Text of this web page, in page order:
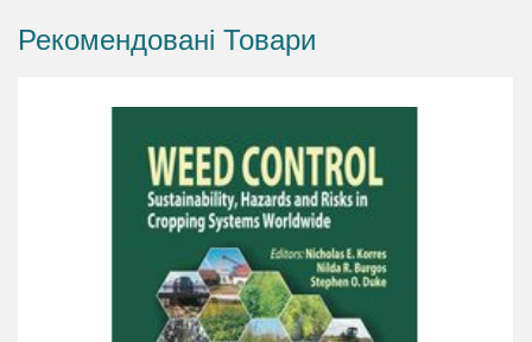
Рекомендовані Товари